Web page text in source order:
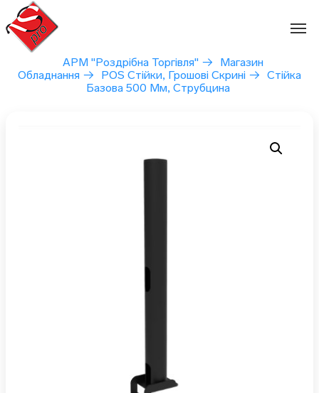
Перейти
вмісту
АРМ "Роздрібна Торгівля" →
Магазин
Обладнання → POS Стійки, Грошові Скрині → Стійка
Базова 500 Мм, Струбцина